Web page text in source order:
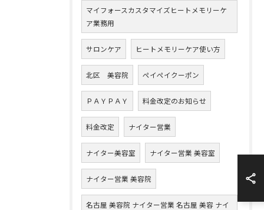
マイフォースカスタマイズヒートメモリーケ
ア業務用
サロンケア ヒートメモリーケア使い方
北区 美容院 ペイペイクーポン
ＰＡＹＰＡＹ 料金改定のお知らせ
料金改定 ナイター営業
ナイター美容室 ナイター営業 美容室
ナイター営業 美容院
名古屋 美容院 ナイター営業 名古屋 美容 ナイ